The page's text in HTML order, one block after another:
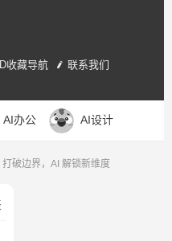
收藏导航 联系我们
AI办公 AI设计
乘 AI 之翼，探索智能宇宙